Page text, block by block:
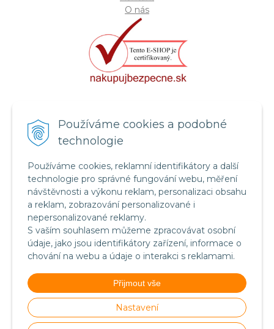
Používáme cookies a podobné
technologie
Používáme cookies, reklamní identifikátory a další
technologie pro správné fungování webu, měření
návštěvnosti a výkonu reklam, personalizaci obsahu
a reklam, zobrazování personalizované i
nepersonalizované reklamy.
S vaším souhlasem můžeme zpracovávat osobní
údaje, jako jsou identifikátory zařízení, informace o
chování na webu a údaje o interakci s reklamami.
Přijmout vše
Nastavení
O nás
Certifikát systému bezpečnosti
potravin FSSC 22000
Food Safety System Certification FSSC 22000
(English version)